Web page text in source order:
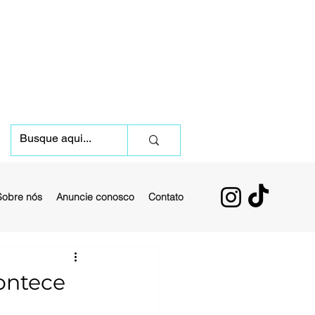
nós Anuncie conosco Contato